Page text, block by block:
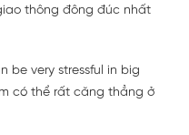
thông đông đúc nhất
be very stressful in big
có thể rất căng thẳng ở